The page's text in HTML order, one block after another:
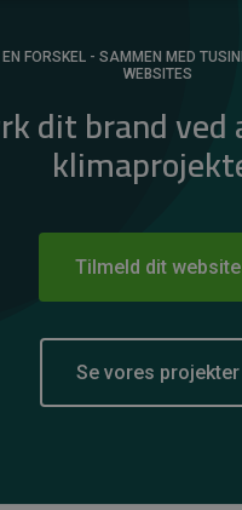
FORSKEL - SAMMEN MED
WEBSITES
dit brand
Tilmeld dit website
Se vores projekter